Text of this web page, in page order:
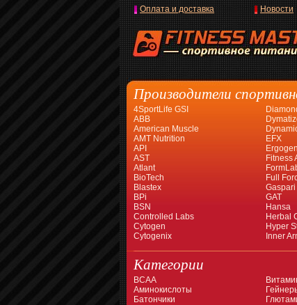
Оплата и доставка Новости
Производители
4SportLife GSI
ABB
American Muscle
AMT Nutrition
API
AST
Atlant
BioTech
Blastex
BPi
BSN
Controlled Labs
Cytogen
Cytogenix
EFX
Fitness
Full
GAT
Hansa
Herbal
Hyper
Inner
Категории
BCAA
Аминокислоты
Батончики